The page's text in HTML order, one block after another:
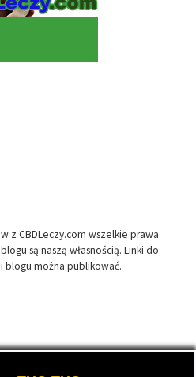
z CBDLeczy.com wszelkie prawa
są naszą własnością. Linki do
blogu można publikować.
prawa zastrzeżone